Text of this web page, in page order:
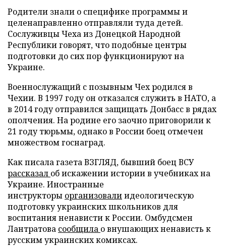
Родители знали о специфике программы и
целенаправленно отправляли туда детей.
Сослуживцы Чеха из Донецкой Народной
Республики говорят, что подобные центры
подготовки до сих пор функционируют на
Украине.
Военнослужащий с позывным Чех родился в
Чехии. В 1997 году он отказался служить в НАТО, а
в 2014 году отправился защищать Донбасс в рядах
ополчения. На родине его заочно приговорили к
21 году тюрьмы, однако в России боец отмечен
множеством госнаград.
Как писала газета ВЗГЛЯД, бывший боец ВСУ
рассказал об искажении истории в учебниках на
Украине. Иностранные
инструкторы организовалиидеологическую
подготовку украинских школьников для
воспитания ненависти к России. Омбудсмен
Лантратова сообщила о внушающих ненависть к
русским украинских комиксах.